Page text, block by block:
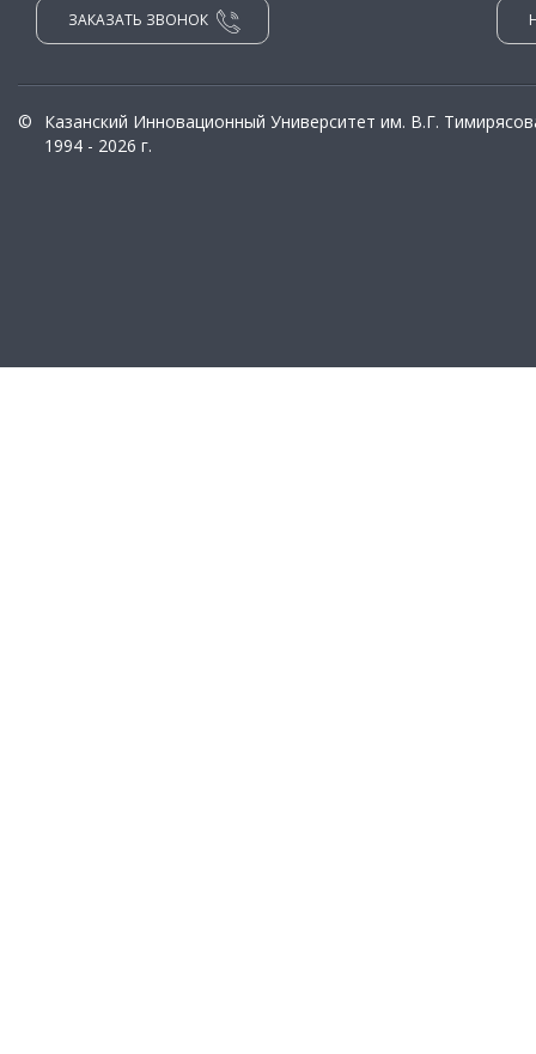
ЗАКАЗАТЬ ЗВОНОК
©
Казанский Инновационный Университет им. В.Г.
1994 - 2026 г.